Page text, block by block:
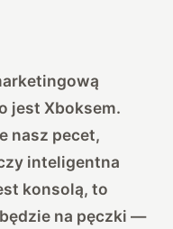
jest Xboksem.
nasz pecet,
inteligentna
konsolą, to
na pęczki —